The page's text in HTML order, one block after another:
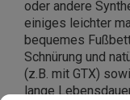
oder andere
einiges leichter
bequemes
Schnürung und
(z.B. mit GTX)
lange